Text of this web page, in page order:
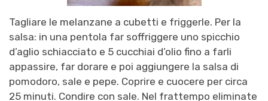
Tagliare le melanzane a cubetti e friggerle. Per la
salsa: in una pentola far soffriggere uno spicchio
d’aglio schiacciato e 5 cucchiai d’olio fino a farli
appassire, far dorare e poi aggiungere la salsa di
pomodoro, sale e pepe. Coprire e cuocere per circa
25 minuti. Condire con sale. Nel frattempo eliminate